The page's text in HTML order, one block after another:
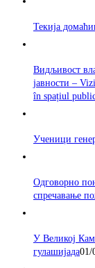
Текија
Видљивост
јавности –
în spațiul
Ученици
Одговорно
спречавање
У Великој
гулашијада01/